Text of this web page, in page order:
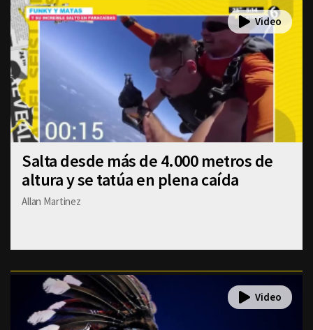
Salta desde más de 4.000 metros de
altura y se tatúa en plena caída
Allan Martinez